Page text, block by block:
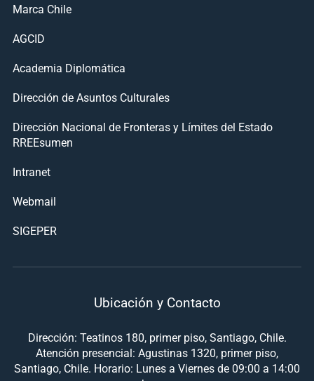
Marca Chile
AGCID
Academia Diplomática
Dirección de Asuntos Culturales
Dirección Nacional de Fronteras y Límites del Estado
RREEsumen
Intranet
Webmail
SIGEPER
Ubicación y Contacto
Dirección: Teatinos 180, primer piso, Santiago, Chile.
Atención presencial: Agustinas 1320, primer piso,
Santiago, Chile. Horario: Lunes a Viernes de 09:00 a 14:00